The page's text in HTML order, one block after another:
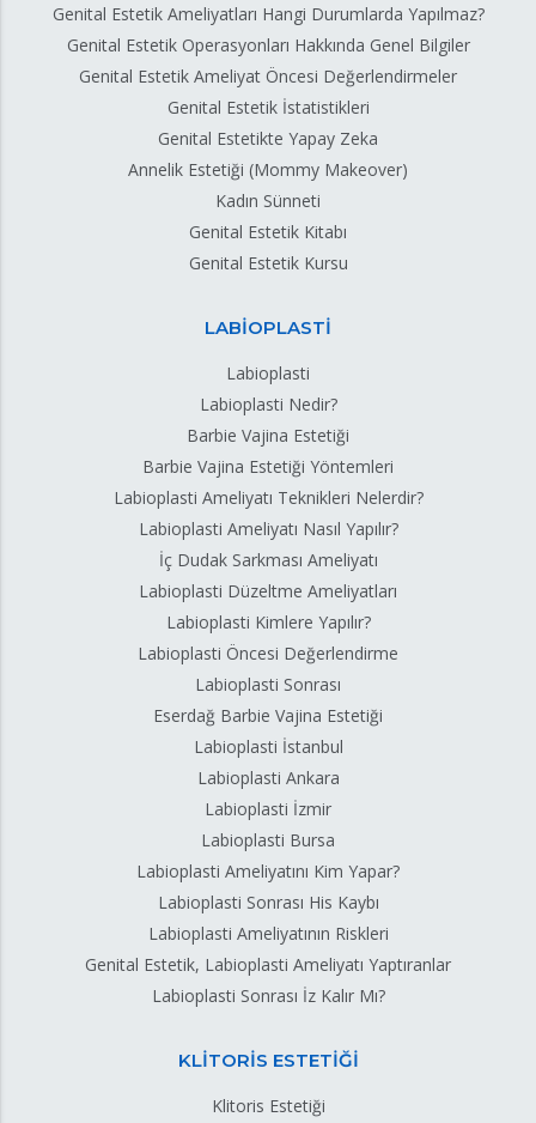
Genital Estetik Ameliyatları Hangi Durumlarda Yapılmaz?
Genital Estetik Operasyonları Hakkında Genel Bilgiler
Genital Estetik Ameliyat Öncesi Değerlendirmeler
Genital Estetik İstatistikleri
Genital Estetikte Yapay Zeka
Annelik Estetiği (Mommy Makeover)
Kadın Sünneti
Genital Estetik Kitabı
Genital Estetik Kursu
LABİOPLASTİ
Labioplasti
Labioplasti Nedir?
Barbie Vajina Estetiği
Barbie Vajina Estetiği Yöntemleri
Labioplasti Ameliyatı Teknikleri Nelerdir?
Labioplasti Ameliyatı Nasıl Yapılır?
İç Dudak Sarkması Ameliyatı
Labioplasti Düzeltme Ameliyatları
Labioplasti Kimlere Yapılır?
Labioplasti Öncesi Değerlendirme
Labioplasti Sonrası
Eserdağ Barbie Vajina Estetiği
Labioplasti İstanbul
Labioplasti Ankara
Labioplasti İzmir
Labioplasti Bursa
Labioplasti Ameliyatını Kim Yapar?
Labioplasti Sonrası His Kaybı
Labioplasti Ameliyatının Riskleri
Genital Estetik, Labioplasti Ameliyatı Yaptıranlar
Labioplasti Sonrası İz Kalır Mı?
KLİTORİS ESTETİĞİ
Klitoris Estetiği